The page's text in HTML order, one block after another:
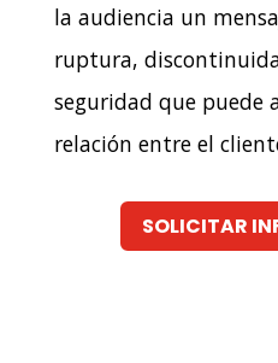
la audiencia un
ruptura,
seguridad que puede
relación entre el
SOLICITAR